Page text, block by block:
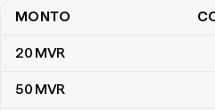
Tabla de conversión de rufiyas
MONTO
20 MVR
50 MVR